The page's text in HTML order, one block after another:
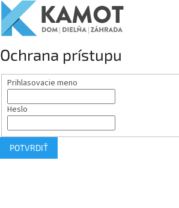
Ochrana prístupu
Prihlasovacie meno
Heslo
POTVRDIŤ